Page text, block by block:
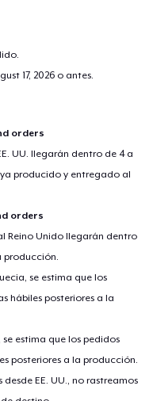
17, 2026 o antes.
orders
UU. llegarán dentro de 4 a
producido y entregado al
orders
Reino Unido llegarán dentro
producción.
se estima que los
hábiles posteriores a la
estima que los pedidos
posteriores a la producción.
EE. UU., no rastreamos